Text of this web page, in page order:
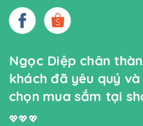
Ngọc Diệp chân
khách đã yêu quý
chọn mua sắm tại
💖💖💖